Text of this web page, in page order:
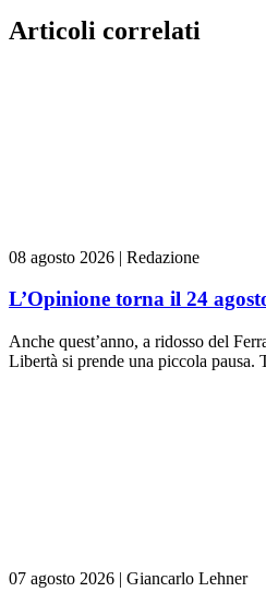
Articoli correlati
08 agosto 2026 | Redazione
L’Opinione torna il 24
Anche quest’anno, a ridosso del
Libertà si prende una piccola pausa.
07 agosto 2026 | Giancarlo Lehner